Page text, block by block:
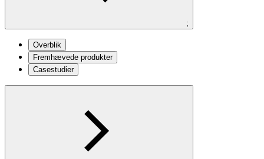
;
Overblik
Fremhævede produkter
Casestudier